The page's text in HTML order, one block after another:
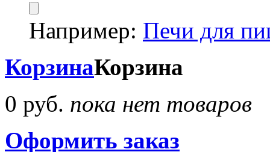
Например: Печи для
КорзинаКорзина
0 руб. пока нет товаров
Оформить заказ